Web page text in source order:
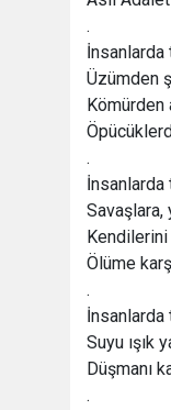
.
İnsanlarda
Üzümden
Kömürden
.
İnsanlarda
Savaşlara,
Kendilerini
Ölüme
.
İnsanlarda
Suyu ışık
Düşmanı
.